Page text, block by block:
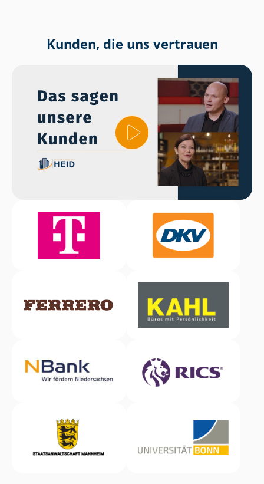
Kunden, die uns vertrauen